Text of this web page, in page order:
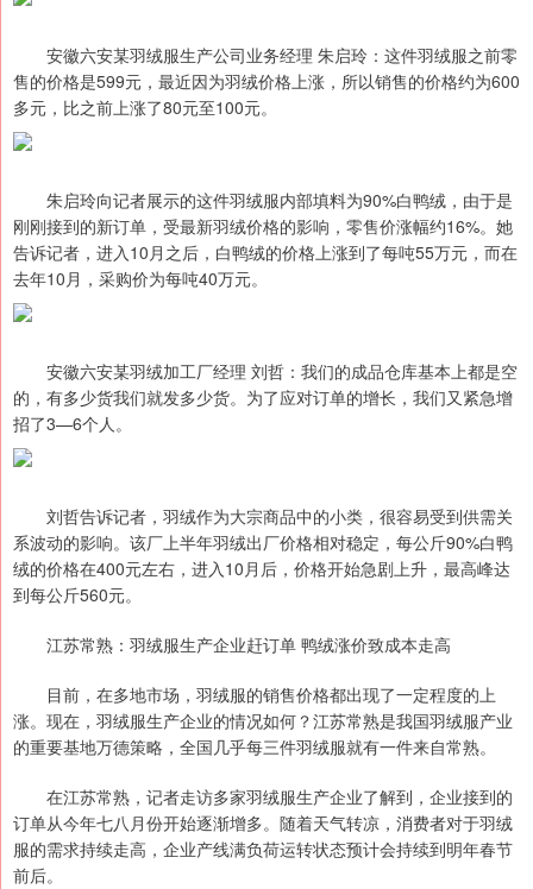
安徽六安某羽绒服生产公司业务经理 朱启玲：这件羽绒服之前零
售的价格是599元，最近因为羽绒价格上涨，所以销售的价格约为600
多元，比之前上涨了80元至100元。
朱启玲向记者展示的这件羽绒服内部填料为90%白鸭绒，由于是
刚刚接到的新订单，受最新羽绒价格的影响，零售价涨幅约16%。她
告诉记者，进入10月之后，白鸭绒的价格上涨到了每吨55万元，而在
去年10月，采购价为每吨40万元。
安徽六安某羽绒加工厂经理 刘哲：我们的成品仓库基本上都是空
的，有多少货我们就发多少货。为了应对订单的增长，我们又紧急增
招了3—6个人。
刘哲告诉记者，羽绒作为大宗商品中的小类，很容易受到供需关
系波动的影响。该厂上半年羽绒出厂价格相对稳定，每公斤90%白鸭
绒的价格在400元左右，进入10月后，价格开始急剧上升，最高峰达
到每公斤560元。
江苏常熟：羽绒服生产企业赶订单 鸭绒涨价致成本走高
目前，在多地市场，羽绒服的销售价格都出现了一定程度的上
涨。现在，羽绒服生产企业的情况如何？江苏常熟是我国羽绒服产业
的重要基地万德策略，全国几乎每三件羽绒服就有一件来自常熟。
在江苏常熟，记者走访多家羽绒服生产企业了解到，企业接到的
订单从今年七八月份开始逐渐增多。随着天气转凉，消费者对于羽绒
服的需求持续走高，企业产线满负荷运转状态预计会持续到明年春节
前后。